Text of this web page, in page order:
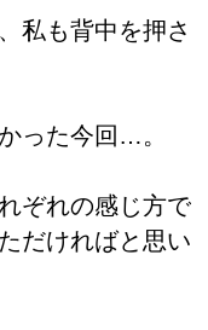
私も背中を押さ
った今回…。
ぞれの感じ方で
だければと思い